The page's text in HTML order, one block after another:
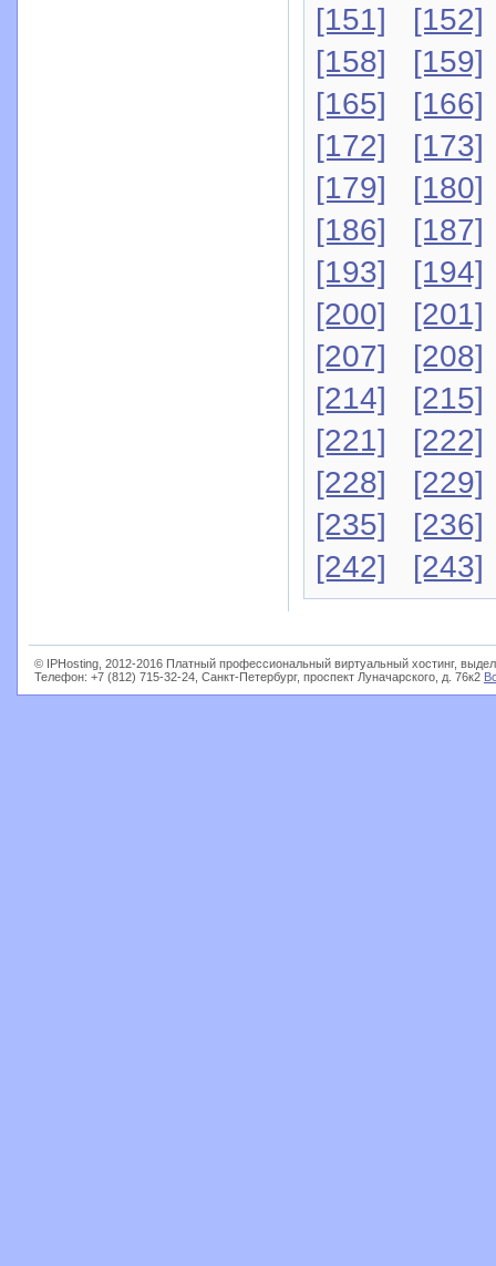
[151]
[152]
[158]
[159]
[165]
[166]
[172]
[173]
[179]
[180]
[186]
[187]
[193]
[194]
[200]
[201]
[207]
[208]
[214]
[215]
[221]
[222]
[228]
[229]
[235]
[236]
[242]
[243]
© IPHosting, 2012-2016 Платный профессиональный виртуальный хостинг,
Телефон: +7 (812) 715-32-24, Санкт-Петербург, проспект Луначарского, д. 76к2